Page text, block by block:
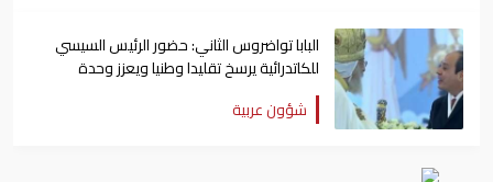
البابا تواضروس الثاني: حضور الرئيس السيسي
للكاتدرائية يرسخ تقليدا وطنيا ويعزز وحدة
المصريين
شؤون عربية